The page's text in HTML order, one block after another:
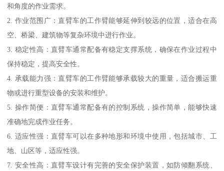
和角度的作业需求。
2. 作业范围广：直臂车的工作臂能够延伸到较远的位置，适合在高
空、桥梁、建筑物等复杂环境中进行作业。
3. 稳定性高：直臂车通常配备有稳定支撑系统，确保在作业过程中
保持稳定，提高安全性。
4. 承载能力强：直臂车的工作臂能够承载较大的重量，适合搬运重
物或进行重型设备的安装和维护。
5. 操作简便：直臂车通常配备有的控制系统，操作简单，能够快速
准确地完成作业任务。
6. 适应性强：直臂车可以在多种地形和环境中使用，包括城市、工
地、山区等，适应性强。
7. 安全性高：直臂车设计有完善的安全保护装置，如防倾翻系统、